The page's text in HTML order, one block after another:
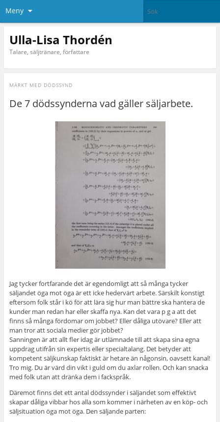
Meny
Ulla-Lisa Thordén
Talare, säljtränare, författare
MÄRKT MED DÖDSSYND
De 7 dödssynderna vad gäller säljarbete.
Jag tycker fortfarande det är egendomligt att så många tycker
säljandet öga mot öga är ett icke hedervärt arbete. Särskilt konstigt
eftersom folk står i kö för att lära sig hur man bättre ska hantera de
kunder man redan har eller skaffa nya. Kan det vara p g a att det
finns så många fördomar om jobbet? Eller dåliga utövare? Eller att
man tror att sociala medier gör jobbet?
Sanningen är att allt fler idag är utlämnade till att skapa sina egna
uppdrag utifrån sin expertis eller specialtalang. Det betyder att
kompetent säljkunskap faktiskt är hetare än någonsin, oavsett kanal!
Tro mig. Du är värd din vikt i guld om du axlar rollen. Och kan snacka
med folk utan att dränka dem i fackspråk.
Däremot finns det ett antal dödssynder i säljandet som effektivt
skapar dåliga vibbar hos alla som kommer i närheten av en köp- och
säljsituation öga mot öga. Den säljande parten: